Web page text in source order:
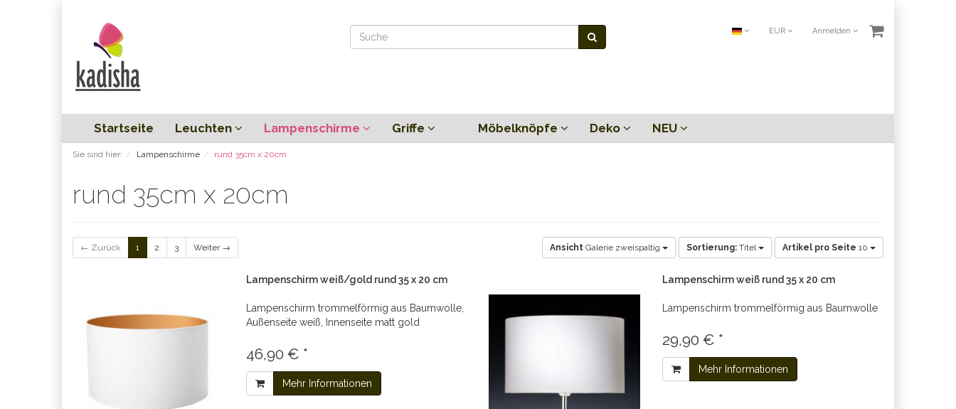
EUR Anmelden
Startseite Leuchten Lampenschirme Griffe Möbelknöpfe Deko NEU
Sie sind hier: Lampenschirme rund 35cm x 20cm
rund 35cm x 20cm
← Zurück 1 2 3 Weiter → Ansicht Galerie zweispaltig Sortierung: Titel Artikel pro Seite 10
Lampenschirm weiß/gold rund 35 x 20 cm
Lampenschirm trommelförmig aus Baumwolle,
Außenseite weiß, Innenseite matt gold
46,90 € *
Mehr Informationen
Lampenschirm weiß rund 35 x 20 cm
Lampenschirm trommelförmig aus Baumwolle
29,90 € *
Mehr Informationen